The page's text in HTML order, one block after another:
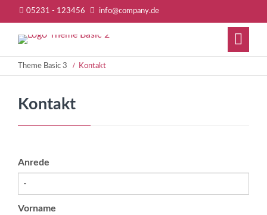
05231 - 123456 info@company.de
Theme Basic 3 Kontakt
Kontakt
Anrede
Vorname